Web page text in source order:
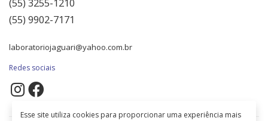
(55) 9902-7171
laboratoriojaguari@yahoo.com.br
Redes sociais
Esse site utiliza cookies para proporcionar uma experiência mais